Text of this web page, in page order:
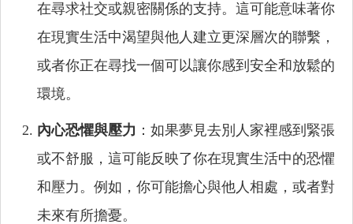
在尋求社交或親密關係的支持。這可能意味著你
在現實生活中渴望與他人建立更深層次的聯繫，
或者你正在尋找一個可以讓你感到安全和放鬆的
環境。
內心恐懼與壓力 ：如果夢見去別人家裡感到緊張
或不舒服，這可能反映了你在現實生活中的恐懼
和壓力。例如，你可能擔心與他人相處，或者對
未來有所擔憂。